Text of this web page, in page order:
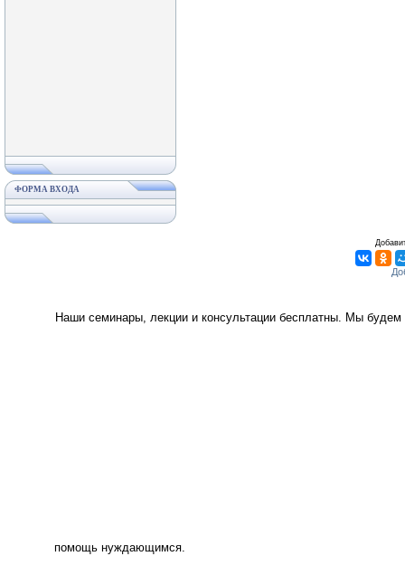
ФОРМА ВХОДА
Наши семинары, лекции и консультации бесплатны. Мы
помощь нуждающимся.